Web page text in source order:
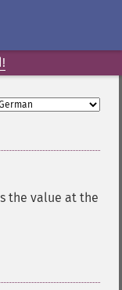
the value at the